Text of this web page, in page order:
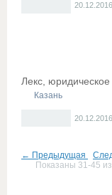
20.12.2016
Лекс, юридическое
Казань
20.12.2016
← Предыдущая
Показаны 31-45